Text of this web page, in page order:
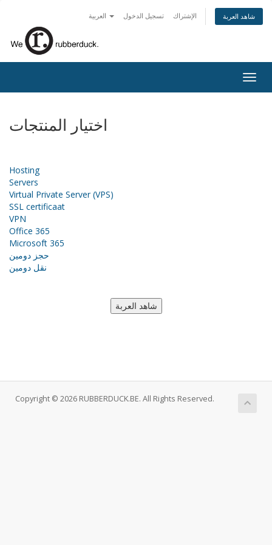
تسجيل الدخول الإشتراك شاهد العربة
اختيار المنتجات
Hosting
Servers
Virtual Private Server (VPS)
SSL certificaat
VPN
Office 365
Microsoft 365
حجز دومين
نقل دومين
Copyright © 2026 RUBBERDUCK.BE. All Rights Reserved.